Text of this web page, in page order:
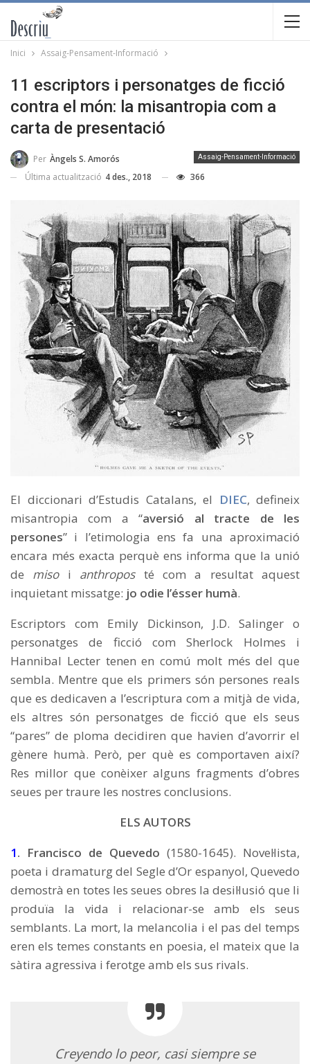
Inici Assaig-Pensament-Informació
11 escriptors i personatges de ficció
contra el món: la misantropia com a
carta de presentació
Assaig-Pensament-Informació
Per Àngels S. Amorós
Última actualització 4 des., 2018 366
El diccionari d’Estudis Catalans, el DIEC, defineix
misantropia com a “aversió al tracte de les
persones” i l’etimologia ens fa una aproximació
encara més exacta perquè ens informa que la unió
de misoi anthroposté com a resultat aquest
inquietant missatge: jo odie l’ésser humà.
Escriptors com Emily Dickinson, J.D. Salinger o
personatges de ficció com Sherlock Holmes i
Hannibal Lecter tenen en comú molt més del que
sembla. Mentre que els primers són persones reals
que es dedicaven a l’escriptura com a mitjà de vida,
els altres són personatges de ficció que els seus
“pares” de ploma decidiren que havien d’avorrir el
gènere humà. Però, per què es comportaven així?
Res millor que conèixer alguns fragments d’obres
seues per traure les nostres conclusions.
ELS AUTORS
1. Francisco de Quevedo (1580-1645). Novel·lista,
poeta i dramaturg del Segle d’Or espanyol, Quevedo
demostrà en totes les seues obres la desil·lusió que li
produïa la vida i relacionar-se amb els seus
semblants. La mort, la melancolia i el pas del temps
eren els temes constants en poesia, el mateix que la
sàtira agressiva i ferotge amb els sus rivals.
Creyendo lo peor, casi siempre se